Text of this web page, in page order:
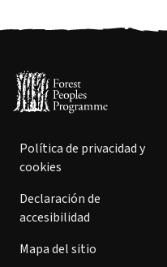
Política de privacidad y
cookies
Declaración de
accesibilidad
Mapa del sitio